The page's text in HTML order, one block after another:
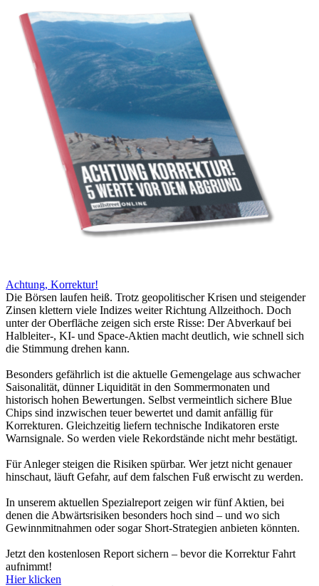
Achtung, Korrektur!
Die Börsen laufen heiß. Trotz geopolitischer Krisen und steigender
Zinsen klettern viele Indizes weiter Richtung Allzeithoch. Doch
unter der Oberfläche zeigen sich erste Risse: Der Abverkauf bei
Halbleiter-, KI- und Space-Aktien macht deutlich, wie schnell sich
die Stimmung drehen kann.
Besonders gefährlich ist die aktuelle Gemengelage aus schwacher
Saisonalität, dünner Liquidität in den Sommermonaten und
historisch hohen Bewertungen. Selbst vermeintlich sichere Blue
Chips sind inzwischen teuer bewertet und damit anfällig für
Korrekturen. Gleichzeitig liefern technische Indikatoren erste
Warnsignale. So werden viele Rekordstände nicht mehr bestätigt.
Für Anleger steigen die Risiken spürbar. Wer jetzt nicht genauer
hinschaut, läuft Gefahr, auf dem falschen Fuß erwischt zu werden.
In unserem aktuellen Spezialreport zeigen wir fünf Aktien, bei
denen die Abwärtsrisiken besonders hoch sind – und wo sich
Gewinnmitnahmen oder sogar Short-Strategien anbieten könnten.
Jetzt den kostenlosen Report sichern – bevor die Korrektur Fahrt
aufnimmt!
Hier klicken